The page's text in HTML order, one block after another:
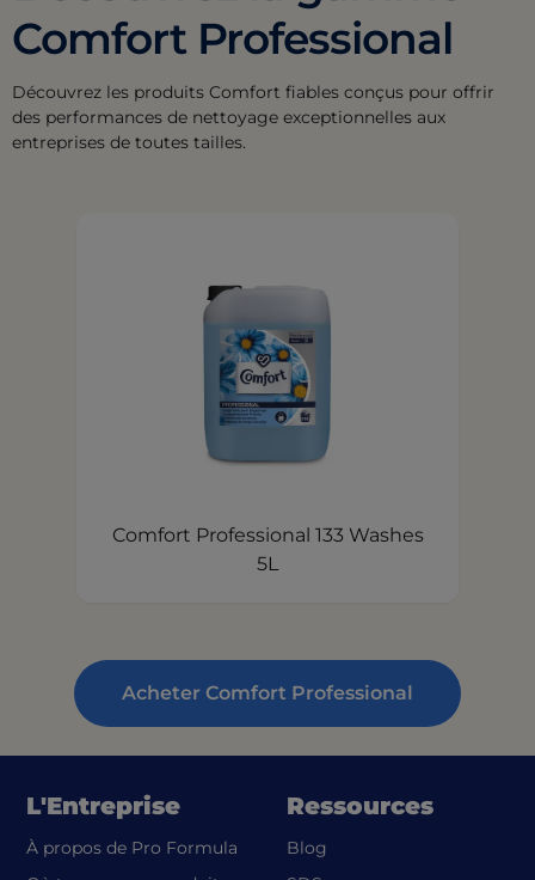
Comfort Professional
Découvrez les produits Comfort fiables conçus pour offrir
des performances de nettoyage exceptionnelles aux
entreprises de toutes tailles.
Comfort Professional 133 Washes
5L
Acheter Comfort Professional
L'Entreprise
À propos de Pro Formula
Ressources
Blog